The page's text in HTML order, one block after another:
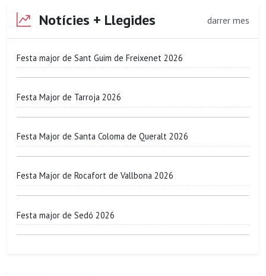
Notícies + Llegides darrer mes
Festa major de Sant Guim de Freixenet 2026
Festa Major de Tarroja 2026
Festa Major de Santa Coloma de Queralt 2026
Festa Major de Rocafort de Vallbona 2026
Festa major de Sedó 2026